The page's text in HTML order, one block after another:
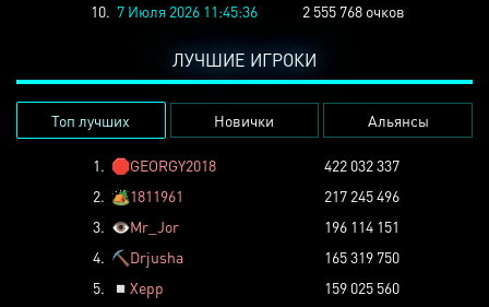
10. 7 Июля 2026 11:45:36 2 555 768 очков
ЛУЧШИЕ ИГРОКИ
Топ лучших Новички Альянсы
1. 🛑GEORGY2018
422 032 337
2. 🏕️1811961
217 245 496
3. 👁️Mr_Jor
196 114 151
4. ⛏️ Drjusha
165 319 750
5.
◽ Xepp
159 025 560